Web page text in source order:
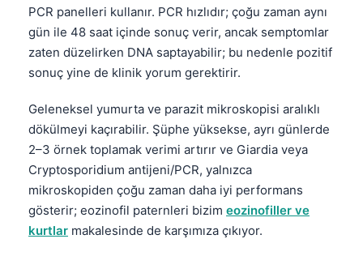
PCR panelleri kullanır. PCR hızlıdır; çoğu zaman aynı
gün ile 48 saat içinde sonuç verir, ancak semptomlar
zaten düzelirken DNA saptayabilir; bu nedenle pozitif
sonuç yine de klinik yorum gerektirir.
Geleneksel yumurta ve parazit mikroskopisi aralıklı
dökülmeyi kaçırabilir. Şüphe yüksekse, ayrı günlerde
2–3 örnek toplamak verimi artırır ve Giardia veya
Cryptosporidium antijeni/PCR, yalnızca
mikroskopiden çoğu zaman daha iyi performans
gösterir; eozinofil paternleri bizim eozinofiller ve
kurtlar makalesinde de karşımıza çıkıyor.